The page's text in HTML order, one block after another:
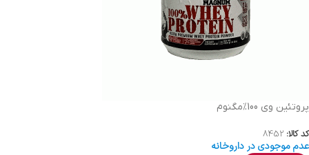
پروتئین وی 100%مگنوم
کد کالا: 8452
عدم موجودی در داروخانه